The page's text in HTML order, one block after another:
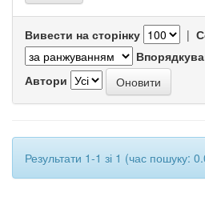
Вивести на сторінку |
Автори
Результати 1-1 зі 1 (час пошуку: